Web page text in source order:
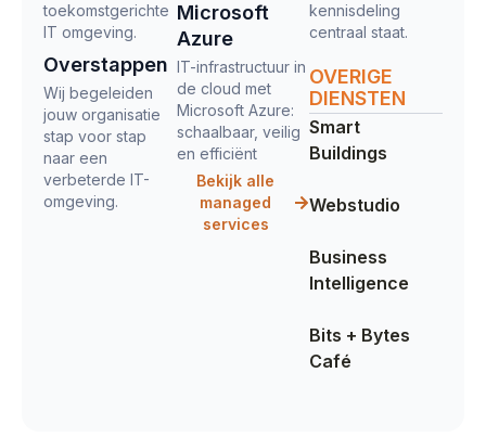
toekomstgerichte
IT omgeving.
Overstappen
Wij begeleiden
jouw organisatie
stap voor stap
naar een
verbeterde IT-
omgeving.
Microsoft
Azure
IT-infrastructuur in
de cloud met
Microsoft Azure:
schaalbaar, veilig
en efficiënt
Bekijk alle
managed
services
kennisdeling
centraal staat.
OVERIGE
DIENSTEN
Smart
Buildings
Webstudio
Business
Intelligence
Bits + Bytes
Café